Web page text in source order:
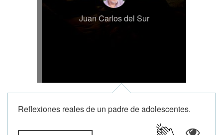
Juan Carlos del Sur
Reflexiones reales de un padre de adolescentes.